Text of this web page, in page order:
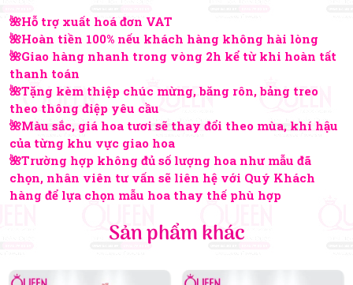
🌺Hỗ trợ xuất hoá đơn VAT
🌺Hoàn tiền 100% nếu khách hàng không hài lòng
🌺Giao hàng nhanh trong vòng 2h kể từ khi hoàn tất
thanh toán
🌺Tặng kèm thiệp chúc mừng, băng rôn, bảng treo
theo thông điệp yêu cầu
🌺Màu sắc, giá hoa tươi sẽ thay đổi theo mùa, khí hậu
của từng khu vực giao hoa
🌺Trường hợp không đủ số lượng hoa như mẫu đã
chọn, nhân viên tư vấn sẽ liên hệ với Quý Khách
hàng để lựa chọn mẫu hoa thay thế phù hợp
Sản phẩm khác